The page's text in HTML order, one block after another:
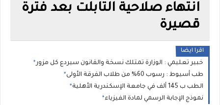
انتهاء صلاحية التابلت بعد فترة
قصيرة
اقرا ايضا
خبير تعليمي : الوزارة تمتلك نسخة والقانون سيردع كل مزور
طب أسيوط : رسوب 60% من طلاب الفرقة الأولى
الطب ب 145 ألف في جامعة الإسكندرية الأهلية
نموذج الإجابة الرسمي لمادة الفيزياء